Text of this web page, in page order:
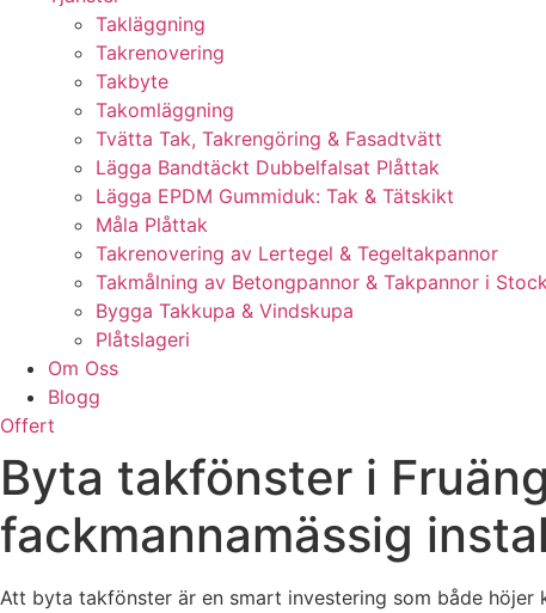
Takläggning
Takrenovering
Takbyte
Takomläggning
Tvätta Tak, Takrengöring & Fasadtvätt
Lägga Bandtäckt Dubbelfalsat Plåttak
Lägga EPDM Gummiduk: Tak & Tätskikt
Måla Plåttak
Takrenovering av Lertegel & Tegeltakpannor
Takmålning av Betongpannor & Takpannor i
Bygga Takkupa & Vindskupa
Plåtslageri
Om Oss
Blogg
Offert
Byta takfönster i
fackmannamässig
Att byta takfönster är en smart investering som både